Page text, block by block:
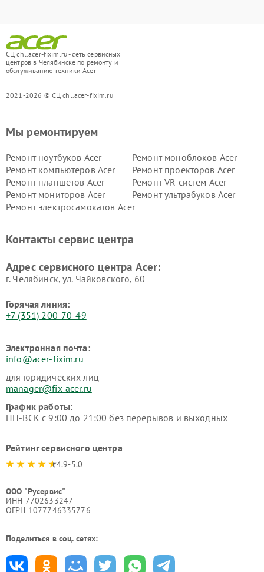
СЦ chl.acer-fixim.ru - сеть сервисных
центров в Челябинске по ремонту и
обслуживанию техники Acer
2021-2026 © СЦ chl.acer-fixim.ru
Мы ремонтируем
Ремонт ноутбуков Acer
Ремонт моноблоков Acer
Ремонт компьютеров Acer
Ремонт проекторов Acer
Ремонт планшетов Acer
Ремонт VR систем Acer
Ремонт мониторов Acer
Ремонт ультрабуков Acer
Ремонт электросамокатов Acer
Контакты сервис центра
Адрес сервисного центра Acer:
г. Челябинск, ул. Чайковского, 60
Горячая линия:
+7 (351) 200-70-49
Электронная почта:
info@acer-fixim.ru
для юридических лиц
manager@fix-acer.ru
График работы:
ПН-ВСК с 9:00 до 21:00 без перерывов и выходных
Рейтинг сервисного центра
4.9-5.0
ООО "Русервис"
ИНН 7702633247
ОГРН 1077746335776
Поделиться в соц. сетях: